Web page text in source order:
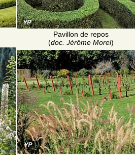
Pavillon de repos
(doc. Jérôme Morel)